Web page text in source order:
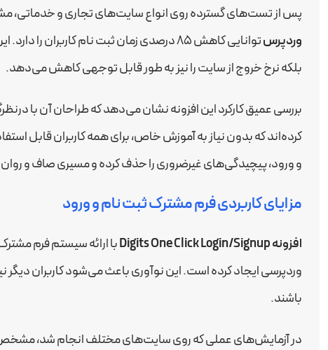
پس از تست‌های گسترده روی انواع سایت‌های تجاری و
وردپرس
توانایی کاهش ۸۵ درصدی زمان ثبت نام
بلکه نرخ خروج از سایت را نیز به طور قابل توجهی کاهش می‌دهد.
بررسی عمیق کارکرد این افزونه نشان می‌دهد که طراحان آن با
کرده‌اند که بدون نیاز به آموزش خاص، برای همه کاربران قابل
و ورود، پیچیدگی‌های غیرضروری را حذف کرده و مسیری صاف و روان
مزایای کاربردی فرم مشترک ثبت نام و ورود
افزونه Digits One Click Login/Signup
با ارائه سیستم فرم
وردپرسی ایجاد کرده است. این نوآوری باعث می‌شود کاربران دیگر
باشند.
در آزمایش‌های عملی که روی سایت‌های مختلف انجام شد،